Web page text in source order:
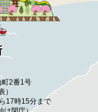
2番1号
）
17時15分まで